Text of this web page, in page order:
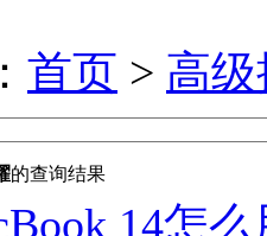
首页 > 高
的查询结果
14怎